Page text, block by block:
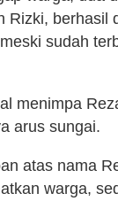
Rizki, berhasil
sudah
menimpa
arus sungai.
atas nama
warga,